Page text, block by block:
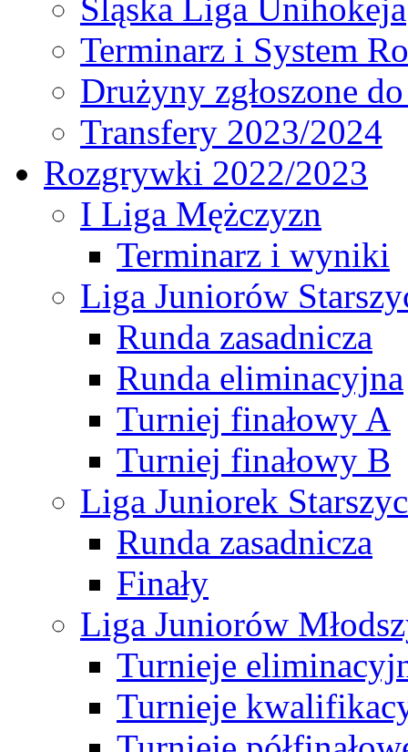
Śląska Liga Unihokeja
Terminarz i System
Drużyny zgłoszone
Transfery 2023/2024
Rozgrywki 2022/2023
I Liga Mężczyzn
Terminarz i wyniki
Liga Juniorów
Runda zasadnicza
Runda eliminacyjna
Turniej finałowy A
Turniej finałowy B
Liga Juniorek
Runda zasadnicza
Finały
Liga Juniorów
Turnieje
Turnieje